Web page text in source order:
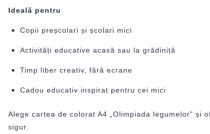
Ideală pentru
Copii preșcolari și școlari mici
Activități educative acasă sau la grădiniță
Timp liber creativ, fără ecrane
Cadou educativ inspirat pentru cei mici
Alege cartea de colorat A4 „Olimpiada legumelor”
sigur.